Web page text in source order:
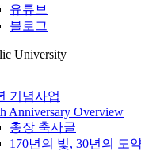
유튜브
블로그
University
기념사업
Anniversary Overview
총장 축사글
170년의 빛, 30년의 도